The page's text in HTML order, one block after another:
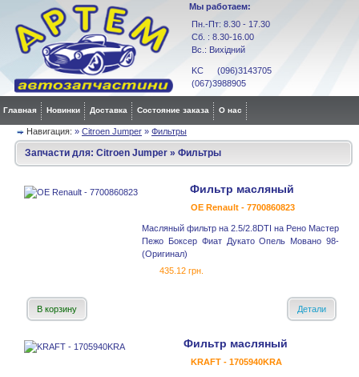
Мы работаем:
Пн.-Пт: 8.30 - 17.30
Сб. : 8.30-16.00
Вс.: Вихідний
KC (096)3143705
(067)3988905
Главная Новинки Доставка Состояние заказа О нас
Навигация: » Citroen Jumper » Фильтры
Запчасти для: Citroen Jumper » Фильтры
Фильтр масляный
OE Renault - 7700860823
Масляный фильтр на 2.5/2.8DTI на Рено Мастер
Пежо Боксер Фиат Дукато Опель Мовано 98-
(Оригинал)
435.12 грн.
В корзину Детали
Фильтр масляный
KRAFT - 1705940KRA